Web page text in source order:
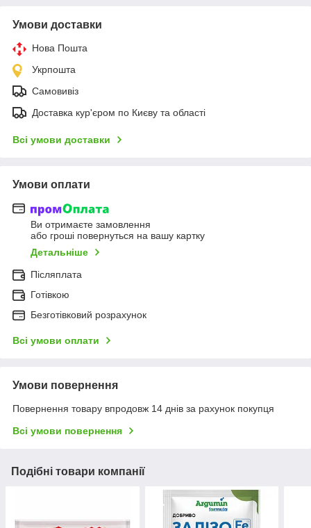
Умови доставки
Нова Пошта
Укрпошта
Самовивіз
Доставка кур'єром по Києву та області
Всі умови доставки
Умови оплати
Ви отримаєте замовлення
або гроші повернуться на вашу картку
Детальніше
Післяплата
Готівкою
Безготівковий розрахунок
Всі умови оплати
Умови повернення
Повернення товару впродовж 14 днів за рахунок покупця
Всі умови повернення
Подібні товари компанії